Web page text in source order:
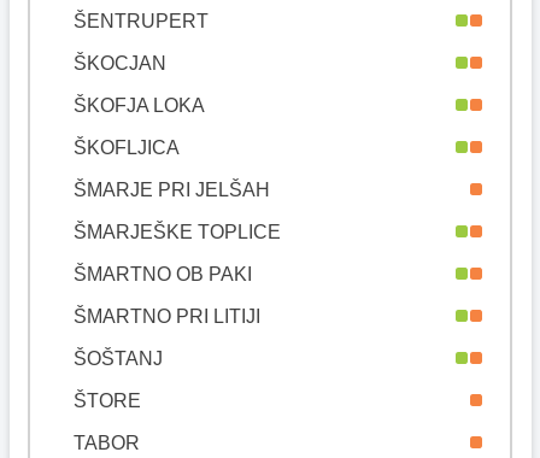
ŠENTRUPERT
ŠKOCJAN
ŠKOFJA LOKA
ŠKOFLJICA
ŠMARJE PRI JELŠAH
ŠMARJEŠKE TOPLICE
ŠMARTNO OB PAKI
ŠMARTNO PRI LITIJI
ŠOŠTANJ
ŠTORE
TABOR